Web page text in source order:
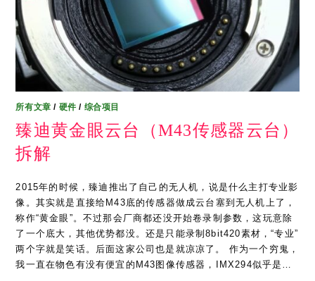
所有文章 / 硬件 / 综合项目
臻迪黄金眼云台（M43传感器云台）
拆解
2015年的时候，臻迪推出了自己的无人机，说是什么主打专业影
像。其实就是直接给M43底的传感器做成云台塞到无人机上了，
称作“黄金眼”。不过那会厂商都还没开始卷录制参数，这玩意除
了一个底大，其他优势都没。还是只能录制8bit420素材，“专业”
两个字就是笑话。后面这家公司也是就凉凉了。 作为一个穷鬼，
我一直在物色有没有便宜的M43图像传感器，IMX294似乎是…